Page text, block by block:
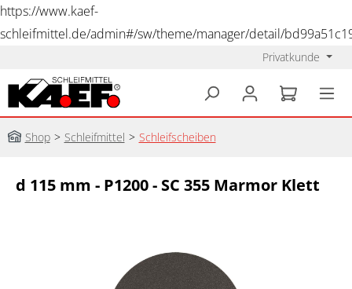
https://www.kaef-
schleifmittel.de/admin#/sw/theme/manager/detail/
Privatkunde
Shop > Schleifmittel > Schleifscheiben
d 115 mm - P1200 - SC 355 Marmor Klett
Bildergalerie überspringen